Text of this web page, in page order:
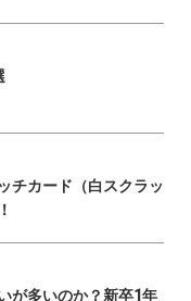
チカード（白スクラッ
が多いのか？新卒1年